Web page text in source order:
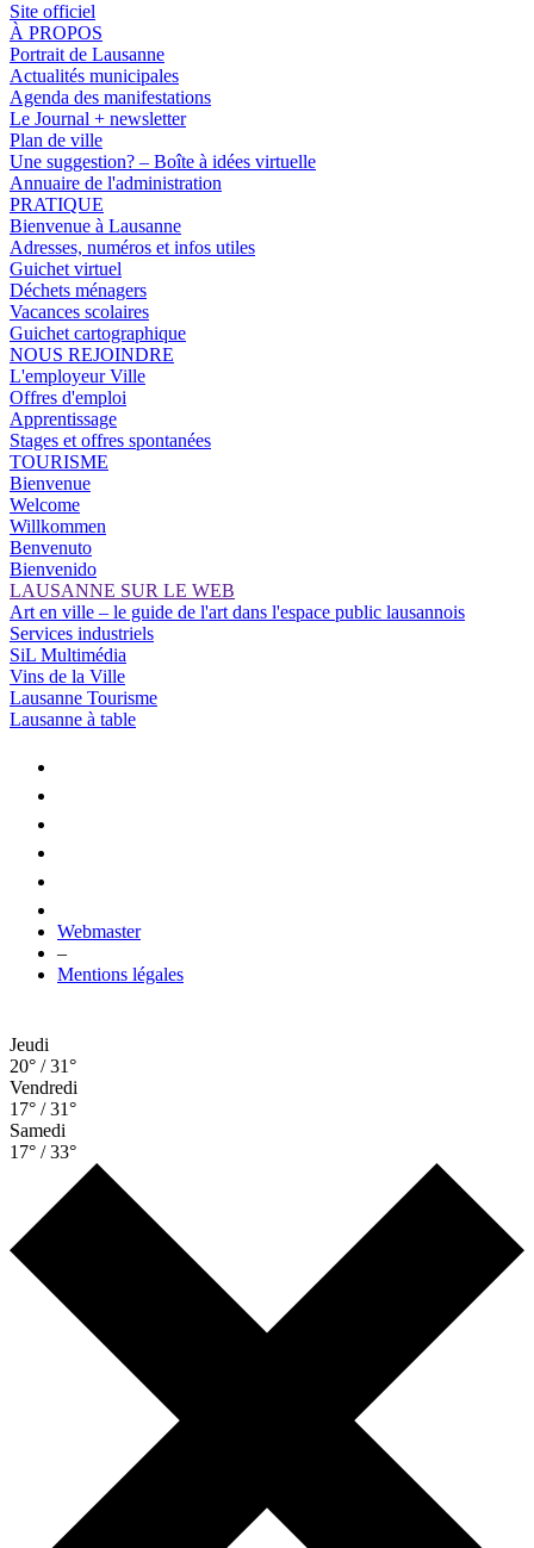
Site officiel
À PROPOS
Portrait de Lausanne
Actualités municipales
Agenda des manifestations
Le Journal + newsletter
Plan de ville
Une suggestion? – Boîte à idées virtuelle
Annuaire de l'administration
PRATIQUE
Bienvenue à Lausanne
Adresses, numéros et infos utiles
Guichet virtuel
Déchets ménagers
Vacances scolaires
Guichet cartographique
NOUS REJOINDRE
L'employeur Ville
Offres d'emploi
Apprentissage
Stages et offres spontanées
TOURISME
Bienvenue
Welcome
Willkommen
Benvenuto
Bienvenido
LAUSANNE SUR LE WEB
Art en ville – le guide de l'art dans l'espace public lausannois
Services industriels
SiL Multimédia
Vins de la Ville
Lausanne Tourisme
Lausanne à table
Webmaster
–
Mentions légales
Jeudi
20° / 31°
Vendredi
17° / 31°
Samedi
17° / 33°